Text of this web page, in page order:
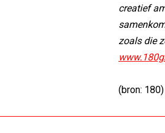
creatief
zoals die
(bron: 180)